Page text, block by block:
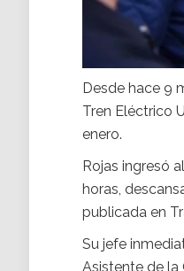
Desde hace 9
Tren Eléctrico
enero.
Rojas ingresó
horas,
publicada en
Su jefe
Asistente de la